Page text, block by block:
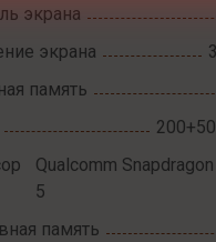
экрана
экрана
память
Qualcomm
5
память